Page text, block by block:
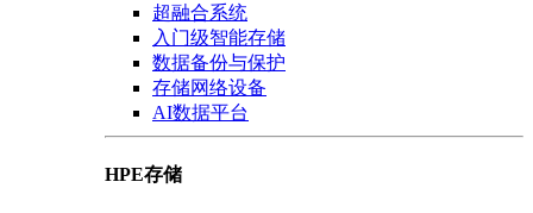
超融合系统
入门级智能存储
数据备份与保护
存储网络设备
AI数据平台
HPE存储